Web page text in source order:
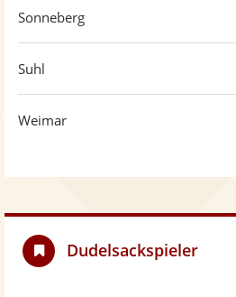
Sonneberg
Suhl
Weimar
Dudelsackspieler